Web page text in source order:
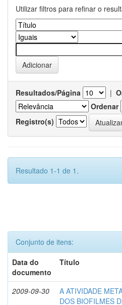
Utilizar filtros para refinar o
Resultados/Página |
Ordenar
Registro(s)
Resultado 1-1 de 1.
Conjunto de itens:
Data do
documento
Título
2009-09-30
A ATIVIDADE
DOS BIOFILMES